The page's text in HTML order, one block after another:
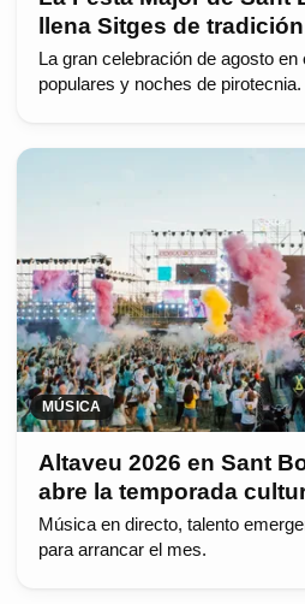
llena Sitges de
La gran celebración de agosto
populares y noches de pirotecnia.
MÚSICA
Altaveu 2026 en Sant
abre la temporada
Música en directo, talento
para arrancar el mes.